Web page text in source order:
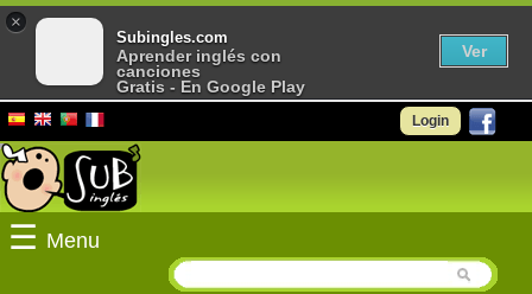
Login
☰ Menu
×
Subingles.com
Aprender inglés con
canciones
Gratis - En Google Play
Ver